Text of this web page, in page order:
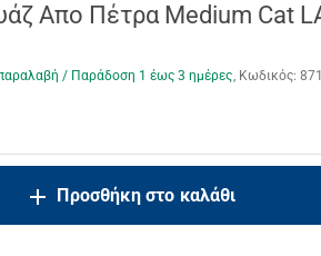
Απο Πέτρα Medium Cat
/ Παράδoση 1 έως 3 ημέρες Κωδικός:
Προσθήκη στο καλάθι